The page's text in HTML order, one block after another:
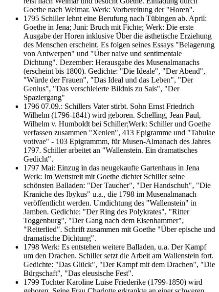
Goethe nach Weimar. Werk: Vorbereitung der "Horen".
1795 Schiller lehnt eine Berufung nach Tübingen ab. April:
Goethe in Jena; Juni: Bruch mit Fichte; Werk: Die erste
Ausgabe der Horen inklusive Über die ästhetische Erziehung
des Menschen erscheint. Es folgen seines Essays "Belagerung
von Antwerpen" und "Über naive und sentimentale
Dichtung". Dezember: Herausgabe des Musenalmanachs
(erscheint bis 1800). Gedichte: "Die Ideale", "Der Abend",
"Würde der Frauen", "Das Ideal und das Leben", "Der
Genius", "Das verschleierte Bildnis zu Sais", "Der
Spaziergang"
1796 07.09.: Schillers Vater stirbt. Sohn Ernst Friedrich
Wilhelm (1796-1841) wird geboren. Schelling, Jean Paul,
Wilhelm v. Humboldt bei Schiller;Werk: Schiller und Goethe
verfassen zusammen "Xenien", 413 Epigramme und "Tabulae
votivae" - 103 Epigrammm, für Musen-Almanach des Jahres
1797. Schiller arbeitet an "Wallenstein. Ein dramatisches
Gedicht".
1797 Mai: Einzug in das neugekaufte Gartenhaus in Jena
Werk: Im Wettstreit mit Goethe dichtet Schiller seine
schönsten Balladen: "Der Taucher", "Der Handschuh", "Die
Kraniche des Ibykus" u.a., die 1798 im Musenalmanach
veröffentlicht werden. Umdichtung des "Wallenstein" in
Jamben. Gedichte: "Der Ring des Polykrates", "Ritter
Toggenburg", "Der Gang nach dem Eisenhammer",
"Reiterlied". Schrift zusammen mit Goethe "Über epische und
dramatische Dichtung".
1798 Werk: Es entstehen weitere Balladen, u.a. Der Kampf
um den Drachen. Schiller setzt die Arbeit am Wallenstein fort.
Gedichte: "Das Glück", "Der Kampf mit dem Drachen", "Die
Bürgschaft", "Das eleusische Fest".
1799 Tochter Karoline Luise Friederike (1799-1850) wird